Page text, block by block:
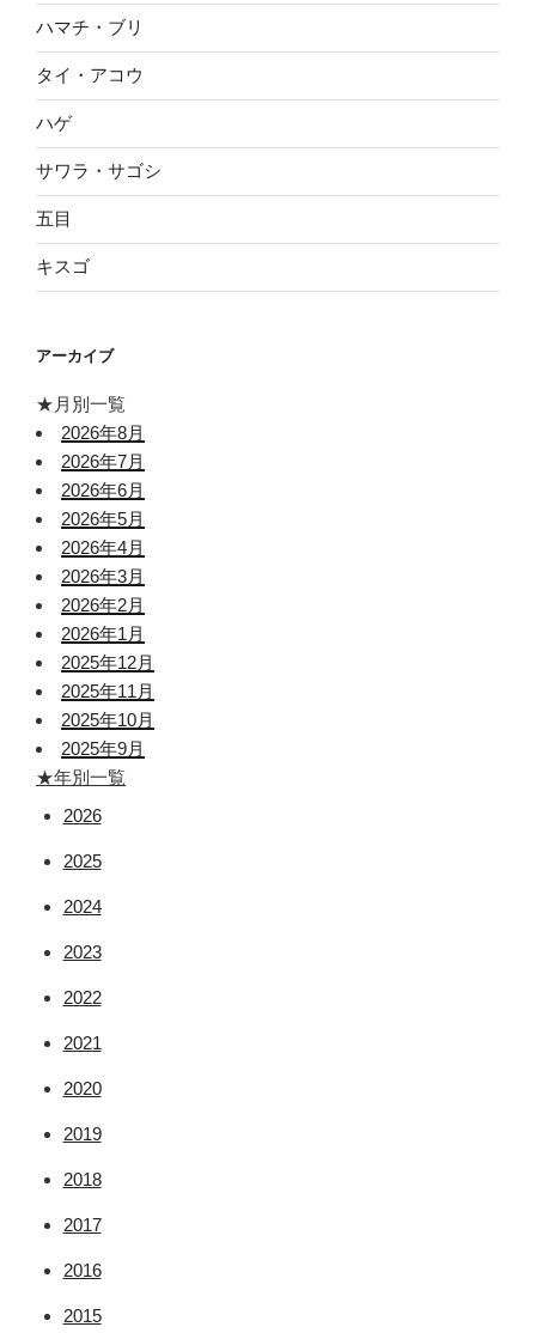
ハマチ・ブリ
タイ・アコウ
ハゲ
サワラ・サゴシ
五目
キスゴ
アーカイブ
★月別一覧
2026年8月
2026年7月
2026年6月
2026年5月
2026年4月
2026年3月
2026年2月
2026年1月
2025年12月
2025年11月
2025年10月
2025年9月
★年別一覧
2026
2025
2024
2023
2022
2021
2020
2019
2018
2017
2016
2015